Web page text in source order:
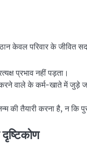
केवल परिवार के जीवित
प्रभाव नहीं पड़ता।
वाले के कर्म-खाते में जुड़े
की तैयारी करना है, न कि